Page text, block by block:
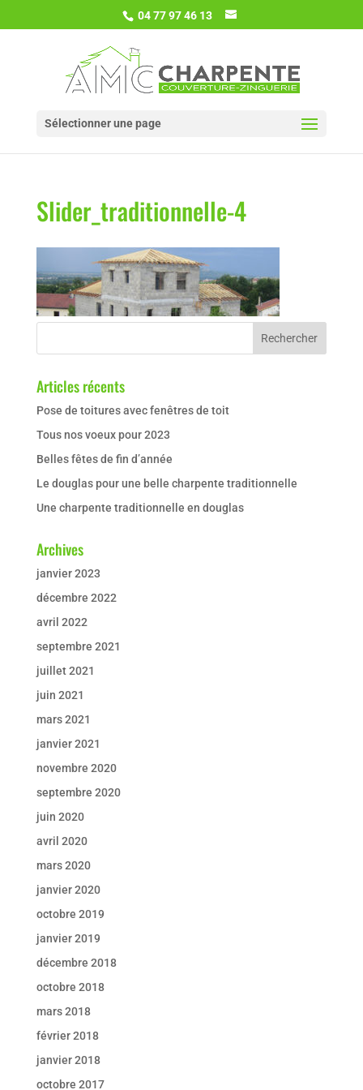
04 77 97 46 13
Sélectionner une page
Slider_traditionnelle-4
Articles récents
Pose de toitures avec fenêtres de toit
Tous nos voeux pour 2023
Belles fêtes de fin d’année
Le douglas pour une belle charpente traditionnelle
Une charpente traditionnelle en douglas
Archives
janvier 2023
décembre 2022
avril 2022
septembre 2021
juillet 2021
juin 2021
mars 2021
janvier 2021
novembre 2020
septembre 2020
juin 2020
avril 2020
mars 2020
janvier 2020
octobre 2019
janvier 2019
décembre 2018
octobre 2018
mars 2018
février 2018
janvier 2018
octobre 2017